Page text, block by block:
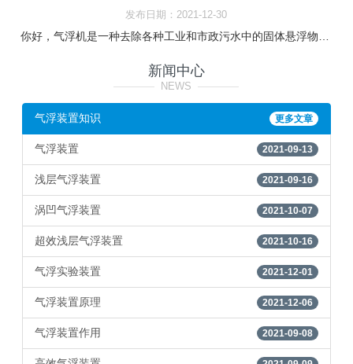
发布日期：2021-12-30
新闻中心
———— NEWS————
更多文章
气浮装置知识
2021-09-13
气浮装置
2021-09-16
浅层气浮装置
2021-10-07
涡凹气浮装置
2021-10-16
超效浅层气浮装置
2021-12-01
气浮实验装置
2021-12-06
气浮装置原理
2021-09-08
气浮装置作用